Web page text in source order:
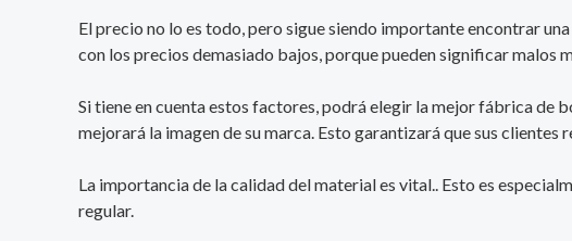
El precio no lo es todo, pero sigue siendo importante encontrar
con los precios demasiado bajos, porque pueden significar malos
Si tiene en cuenta estos factores, podrá elegir la mejor fábrica de
mejorará la imagen de su marca. Esto garantizará que sus
La importancia de la calidad del material es vital.. Esto es
regular.